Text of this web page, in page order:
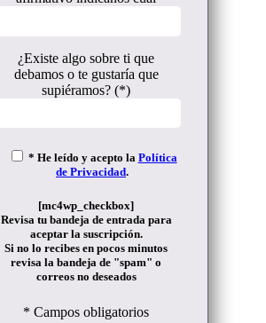
¿Existe algo sobre ti que
debamos o te gustaría que
supiéramos? (*)
* He leído y acepto la Política
de Privacidad.
[mc4wp_checkbox]
Revisa tu bandeja de entrada para
aceptar la suscripción.
Si no lo recibes en pocos minutos
revisa la bandeja de "spam" o
correos no deseados
* Campos obligatorios